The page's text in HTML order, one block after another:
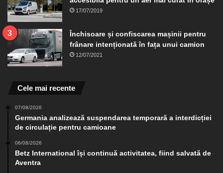
17/07/2019
Închisoare și confiscarea mașinii pentru
frânare intenționată în fața unui camion
12/07/2021
Cele mai recente
07/08/2026
Germania analizează suspendarea temporară a interdicției
de circulație pentru camioane
06/08/2026
Betz International își continuă activitatea, fiind salvată de
Aventra